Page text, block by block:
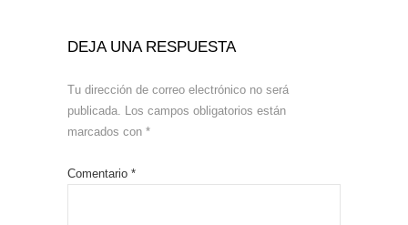
DEJA UNA RESPUESTA
Tu dirección de correo electrónico no será
publicada. Los campos obligatorios están
marcados con *
Comentario *